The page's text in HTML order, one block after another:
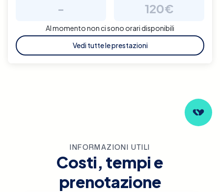
- 120€
Al momento non ci sono orari disponibili
Vedi tutte le prestazioni
INFORMAZIONI UTILI
Costi, tempi e
prenotazione